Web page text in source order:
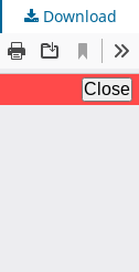
Download